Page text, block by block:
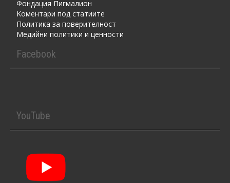
Фондация Пигмалион
Kоментaри под статиите
Политика за поверителност
Медийни политики и ценности
Facebook
YouTube